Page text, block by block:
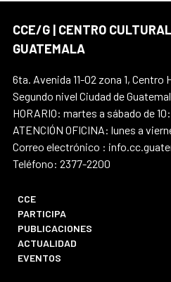
CCE/G | CENTRO
GUATEMALA
6ta. Avenida 11-02 zona 1,
Segundo nivel Ciudad de
HORARIO: martes a sábado de
ATENCIÓN OFICINA: lunes a
Correo electrónico :
Teléfono: 2377-2200
CCE
PARTICIPA
PUBLICACIONES
ACTUALIDAD
EVENTOS